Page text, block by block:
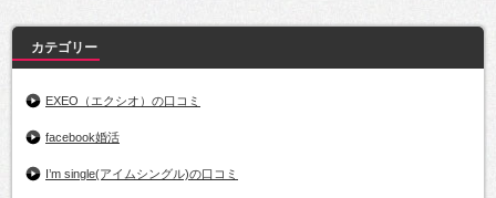
カテゴリー
EXEO（エクシオ）の口コミ
facebook婚活
I’m single(アイムシングル)の口コミ